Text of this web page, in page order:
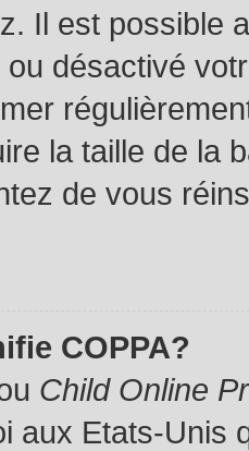
Il est possible
désactivé
la taille de la
de vous
COPPA?
Child Online
aux Etats-Unis